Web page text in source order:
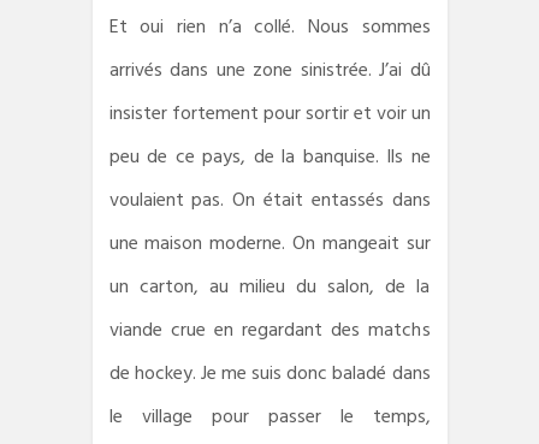
Et oui rien n’a collé. Nous sommes
arrivés dans une zone sinistrée. J’ai dû
insister fortement pour sortir et voir un
peu de ce pays, de la banquise. Ils ne
voulaient pas. On était entassés dans
une maison moderne. On mangeait sur
un carton, au milieu du salon, de la
viande crue en regardant des matchs
de hockey. Je me suis donc baladé dans
le village pour passer le temps,